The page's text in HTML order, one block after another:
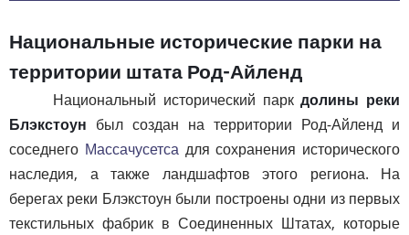
Национальные исторические парки на
территории штата Род-Айленд
Национальный исторический паркдолины реки
Блэкстоун был создан на территории Род-Айленд и
соседнего Массачусетсадля сохранения исторического
наследия, а также ландшафтов этого региона. На
берегах реки Блэкстоун были построены одни из первых
текстильных фабрик в Соединенных Штатах, которые